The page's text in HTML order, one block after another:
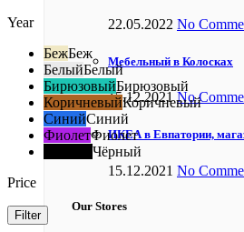
22.05.2022 No
Мебельный в Колосках
15.12.2021 No
ИКЕА в Евпатории,
15.12.2021 No
Our Stores
Year
БежБеж
БелыйБелый
БирюзовыйБирюзовый
КоричневыйКоричневый
СинийСиний
ФиолетФиолет
Чёрный
Price
Filter